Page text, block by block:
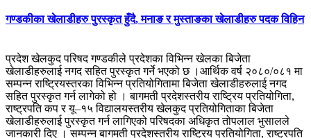
गण्डकीका खेलाडीहरु पुरस्कृत हुँदै, मनाङ र मुस्ताङका खेलाडीहरु पदक विहिन
प्रदेश खेलकुद परिषद गण्डकीले प्रदेशका विभिन्न खेलका बिजेता
खेलाडीहरुलाई नगद सहित पुरस्कृत गर्ने भएको छ ।आर्थिक वर्ष २०८०/०८१ मा
सम्पन्न राष्ट्रियस्तरका विभिन्न प्रतियोगितामा बिजेता खेलाडीहरुलाई नगद
सहित पुरस्कृत गर्न लागेको हो । बागमती प्रदेशस्तरीय राष्ट्रिय प्रतियोगिता,
राष्ट्रपति कप र यू–१५ विद्यालयस्तरीय खेलकुद प्रतियोगिताका बिजेता
खेलाडीहरुलाई पुरस्कृत गर्न लागिएको परिषदका अधिकृत तोपलाल भुसालले
जानकारी दिए । सम्पन्न बागमती प्रदेशस्तरीय राष्ट्रिय प्रतियोगिता, राष्ट्रपति